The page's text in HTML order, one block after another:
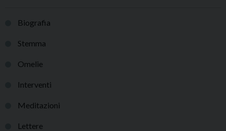
Biografia
Stemma
Omelie
Interventi
Meditazioni
Lettere